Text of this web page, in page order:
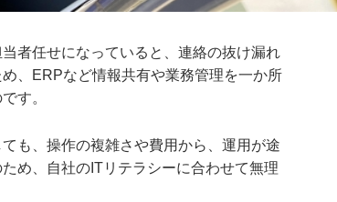
者任せになっていると、連絡の抜け漏れ
、ERPなど情報共有や業務管理を一か所
す。
も、操作の複雑さや費用から、運用が途
め、自社のITリテラシーに合わせて無理